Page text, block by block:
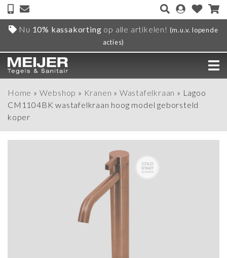
Nu 10% kassakorting op alle artikelen! (m.u.v. lopende
acties)
Home » Webshop » Kranen » Wastafelkraan » Lagoo
CM1104BK wastafelkraan hoog model geborsteld
koper